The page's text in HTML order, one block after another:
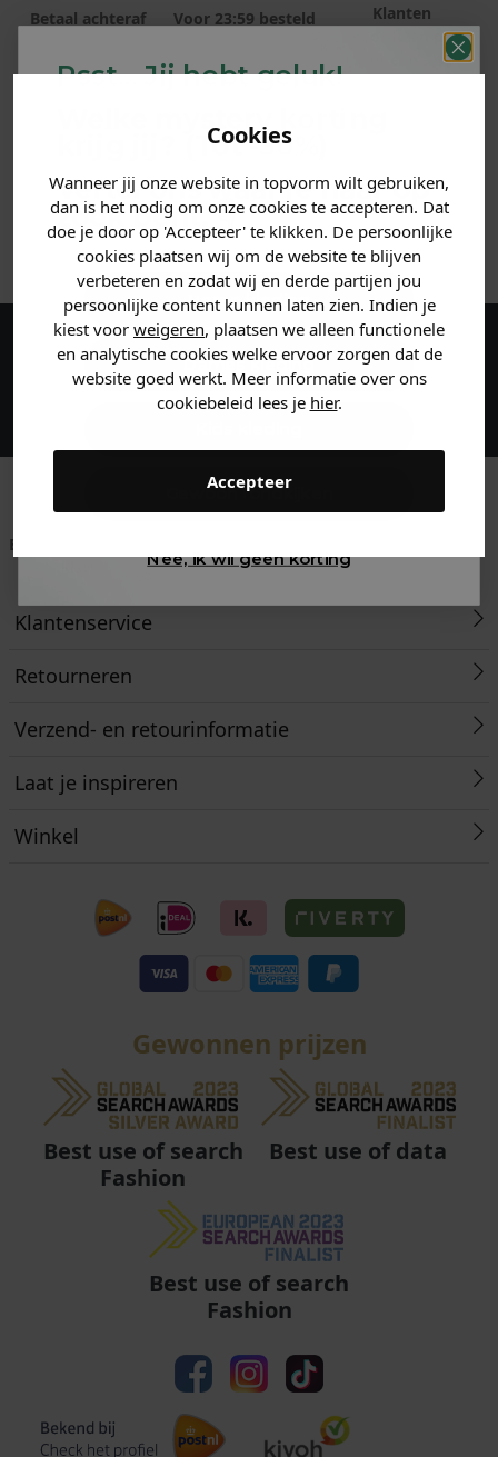
Cookies
Wanneer jij onze website in topvorm wilt gebruiken,
dan is het nodig om onze cookies te accepteren. Dat
doe je door op 'Accepteer' te klikken. De persoonlijke
cookies plaatsen wij om de website te blijven
verbeteren en zodat wij en derde partijen jou
persoonlijke content kunnen laten zien. Indien je
kiest voor weigeren, plaatsen we alleen functionele
en analytische cookies welke ervoor zorgen dat de
website goed werkt. Meer informatie over ons
cookiebeleid lees je hier.
Accepteer
Betaal achteraf
Voor 23:59 besteld
Klanten
beoordelen ons
met een 9,6!
MATERIAAL & WASVOORSCHRIFT
ANDERE BESTELDEN OOK
Maak een account aan en ontvang 5%
korting op je eerste bestelling!
Betaal achteraf met
is morgen in huis!*
ons met een 9,6!
Klantenservice
Retourneren
Verzend- en retourinformatie
Laat je inspireren
Winkel
Gewonnen prijzen
Best use of search
Fashion
Best use of data
Best use of search
Fashion
Psst... Jij hebt geluk!
Welke mystery
krijg jij? (Tot-30%
Vertel ons waar je naar op
zoek bent. 👇
Heren kleding
Dames kleding
Gewoon rondkijken
Nee, ik wil geen korting